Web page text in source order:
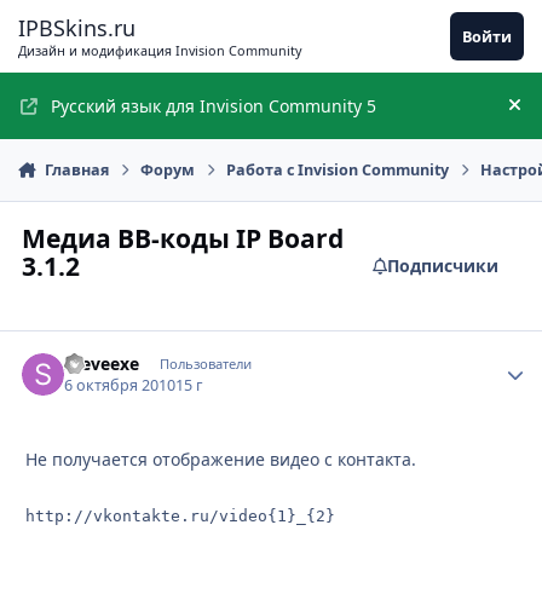
IPBSkins.ru
Дизайн и модификация Invision Community
Войти
Русский язык для Invision Community 5
Главная Форум Работа с Invision Community
Медиа BB-коды IP Board
3.1.2
Подписчики
Steveexe Пользователи
6 октября 201015 г
Не получается отображение видео с контакта.
http://vkontakte.ru/video{1}_{2}